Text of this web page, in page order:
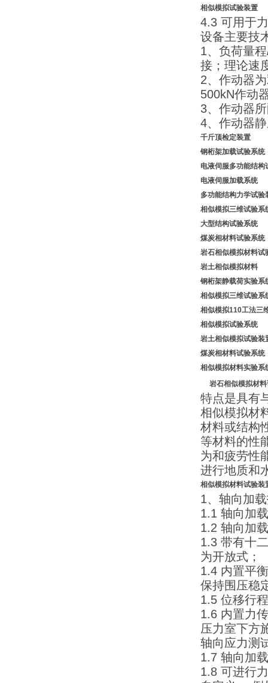
相似模拟试验装置
4.3 可用于
设备主要技
1、负荷量
接；理论速
2、作动器
500kN作动
3、作动器
4、作动器
千斤顶检定装置
钢桁架加载试验系统
电液伺服多功能结
电液伺服加载系统
多功能结构力学试
相似模拟三维试验系
大型结构试验系统
煤炭相材料试验系统
岩石相似模拟材料试
岩土相似模拟材料
钢桁架静载荷实验
相似模拟三维试验系
相似模拟110工法三
相似模拟试验系统
岩土相似模拟试验装
煤炭相材料试验系统
相似模拟材料实验系
岩石相似模拟材
特点是具有
相似模拟材
材料或结构
等材料的性
为和疲劳性
进行地质和
相似模拟材料试验装
1、轴向加
1.1 轴向加
1.2 轴向加
1.3 带有十
为开放式；
1.4 内置平
保持围压稳
1.5 位移行
1.6 内置力
压力室下方
轴向应力测
1.7 轴向加
1.8 可进行